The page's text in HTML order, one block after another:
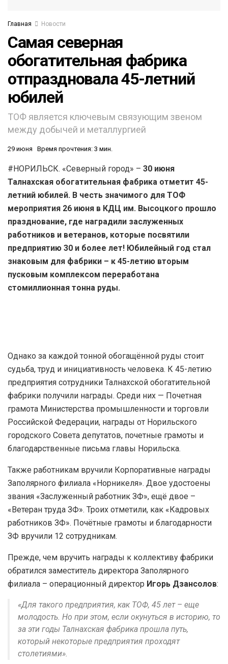
Главная Новости
Самая северная
обогатительная фабрика
отпраздновала 45-летний
юбилей
ТОФ является ключевым связующим звеном
между добычей и металлургией
29 июня Время прочтения: 3 мин.
#НОРИЛЬСК. «Северный город» – 30 июня
Талнахская обогатительная фабрика отметит 45-
летний юбилей. В честь значимого для ТОФ
мероприятия 26 июня в КДЦ им. Высоцкого прошло
празднование, где наградили заслуженных
работников и ветеранов, которые посвятили
предприятию 30 и более лет! Юбилейный год стал
знаковым для фабрики – к 45-летию вторым
пусковым комплексом переработана
стомиллионная тонна руды.
Однако за каждой тонной обогащённой руды стоит
судьба, труд и инициативность человека. К 45-летию
предприятия сотрудники Талнахской обогатительной
фабрики получили награды. Среди них — Почетная
грамота Министерства промышленности и торговли
Российской Федерации, награды от Норильского
городского Совета депутатов, почетные грамоты и
благодарственные письма главы Норильска.
Также работникам вручили Корпоративные награды
Заполярного филиала «Норникеля». Двое удостоены
звания «Заслуженный работник ЗФ», ещё двое –
«Ветеран труда ЗФ». Троих отметили, как «Кадровых
работников ЗФ». Почётные грамоты и благодарности
ЗФ вручили 12 сотрудникам.
Прежде, чем вручить награды к коллективу фабрики
обратился заместитель директора Заполярного
филиала – операционный директор Игорь Дзансолов:
«Для такого предприятия, как ТОФ, 45 лет – еще
молодость. Но при этом, если окунуться в историю, то
за эти годы Талнахская фабрика прошла путь,
который некоторые предприятия проходят
столетиями».